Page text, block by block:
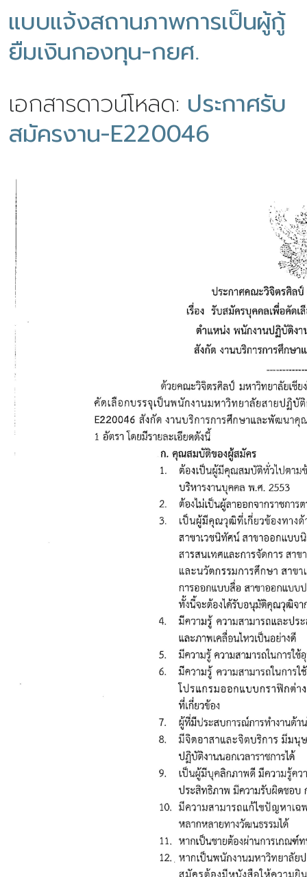
แบบแจ้งสถานภาพการเป็นผู้กู้
ยืมเงินกองทุน-กยศ.
เอกสารดาวน์โหลด: ประกาศรับ
สมัครงาน-E220046